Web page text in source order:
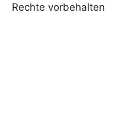
Rechte vorbehalten